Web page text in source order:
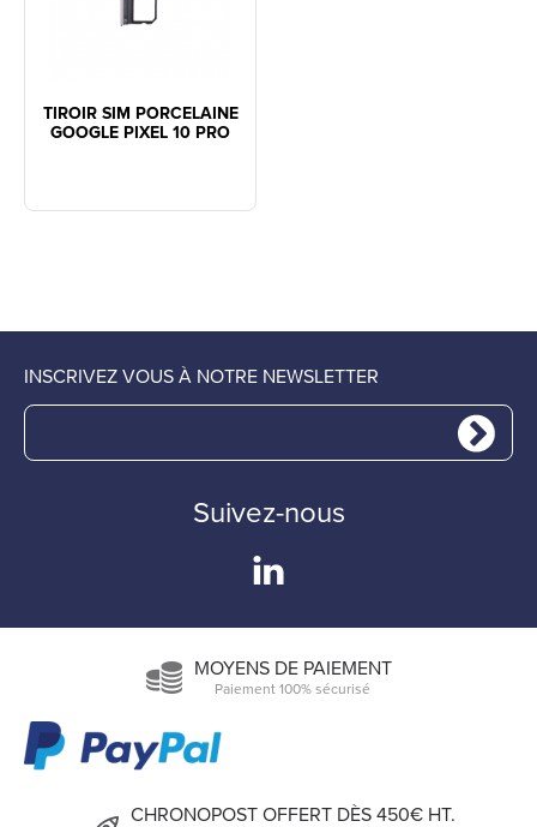
TIROIR SIM PORCELAINE
GOOGLE PIXEL 10 PRO
INSCRIVEZ VOUS À NOTRE NEWSLETTER
Suivez-nous
MOYENS DE PAIEMENT
Paiement 100% sécurisé
CHRONOPOST OFFERT DÈS 450€ HT.